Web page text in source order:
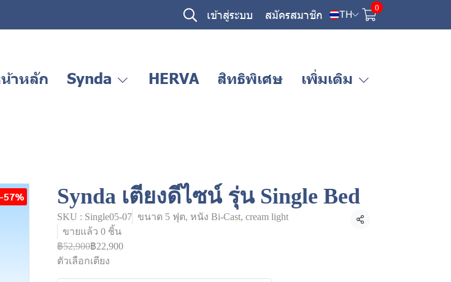
เข้าสู่ระบบ สมัครสมาชิก TH
0
าหลัก Synda HERVA สิทธิพิเศษ เพิ่มเติม
-57% Synda เตียงดีไซน์ รุ่น Single Bed
SKU : Single05-07 ขนาด 5 ฟุต, หนัง Bi-Cast, cream light
ขายแล้ว 0 ชิ้น
แชร์
฿52,900฿22,900
ตัวเลือกเตียง